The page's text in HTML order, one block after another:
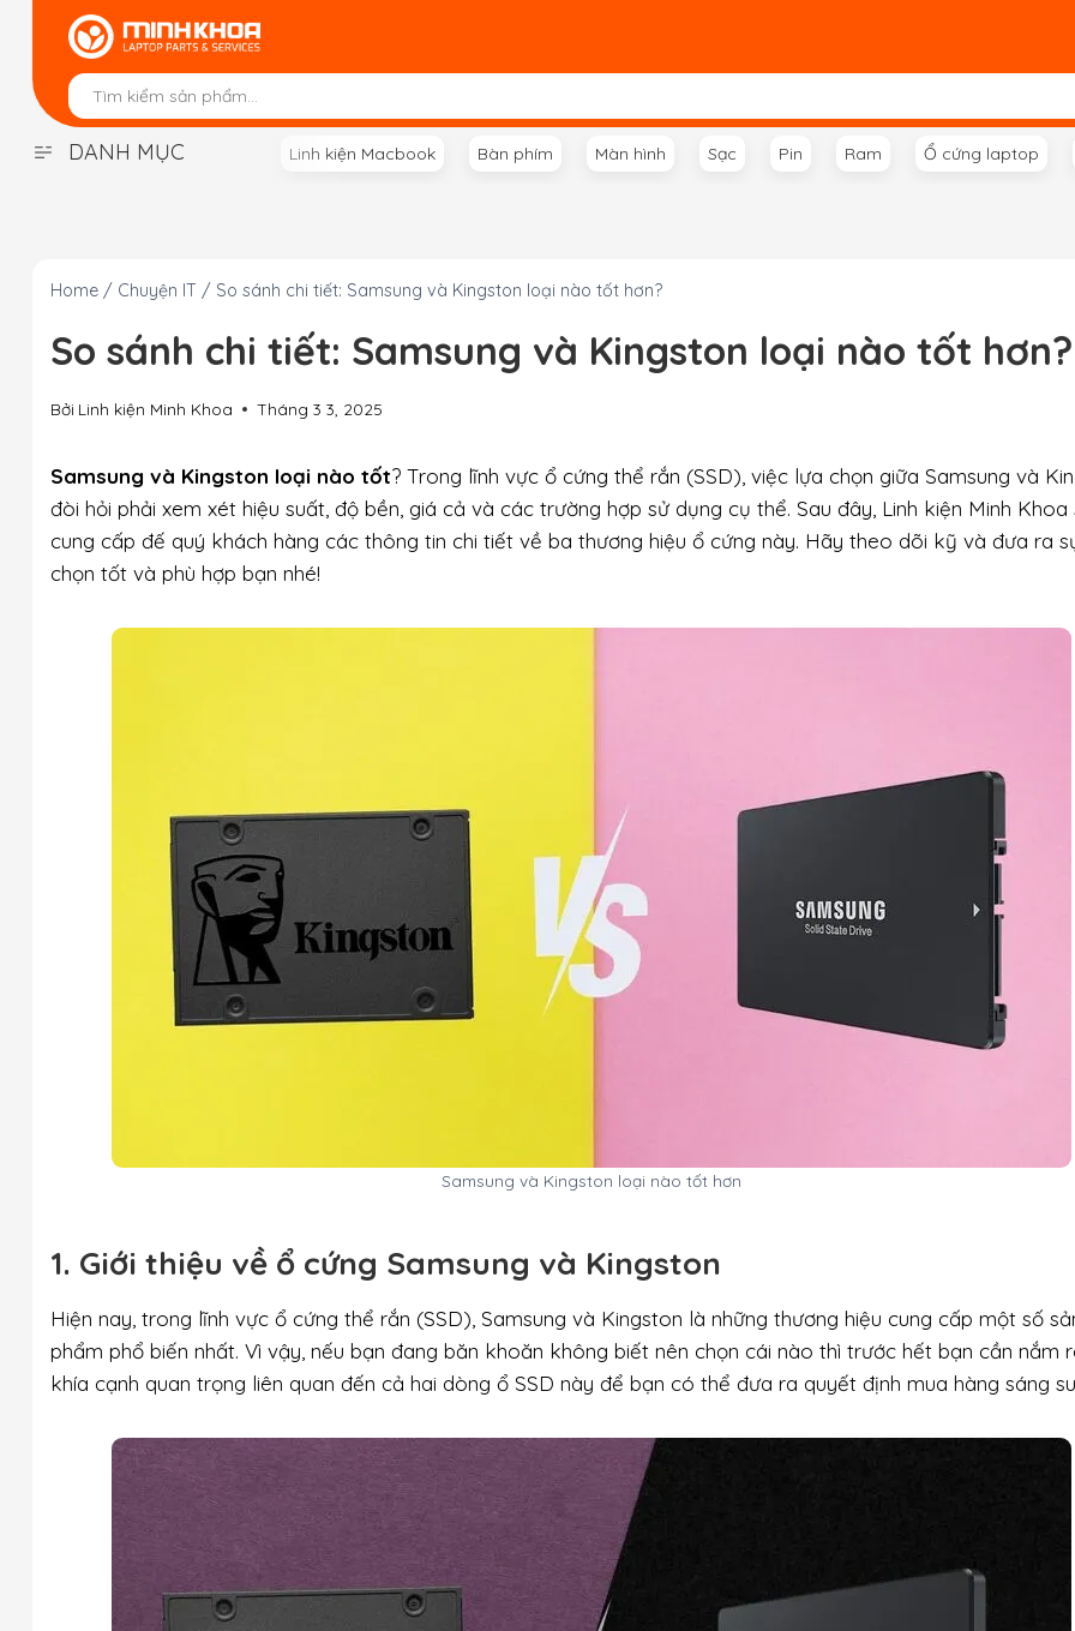
content
Linh kiện Macbook Bàn phím Màn hình Sạc Pin Ram Ổ cứng laptop
DANH MỤC
Home / Chuyện IT / So sánh chi tiết: Samsung và Kingston loại nào tốt hơn?
So sánh chi tiết: Samsung và Kingston loại nào tốt hơn?
Bởi Linh kiện Minh Khoa Tháng 3 3, 2025
Samsung và Kingston loại nào tốt? Trong lĩnh vực ổ cứng thể rắn (SSD), việc lựa chọn giữa Samsung và
đòi hỏi phải xem xét hiệu suất, độ bền, giá cả và các trường hợp sử dụng cụ thể. Sau đây, Linh kiện Minh Khoa
cung cấp đế quý khách hàng các thông tin chi tiết về ba thương hiệu ổ cứng này. Hãy theo dõi kỹ và đưa ra
chọn tốt và phù hợp bạn nhé!
Samsung và Kingston loại nào tốt hơn
1. Giới thiệu về ổ cứng Samsung và Kingston
Hiện nay, trong lĩnh vực ổ cứng thể rắn (SSD), Samsung và Kingston là những thương hiệu cung cấp một số
phẩm phổ biến nhất. Vì vậy, nếu bạn đang băn khoăn không biết nên chọn cái nào thì trước hết bạn cần nắm
khía cạnh quan trọng liên quan đến cả hai dòng ổ SSD này để bạn có thể đưa ra quyết định mua hàng sáng